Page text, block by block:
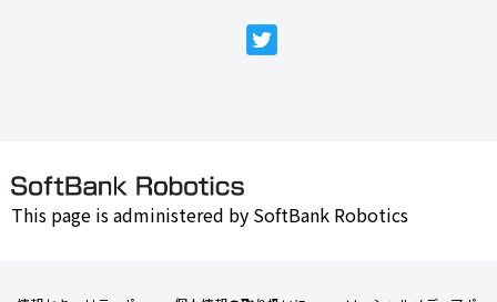
This page is administered by SoftBank Robotics